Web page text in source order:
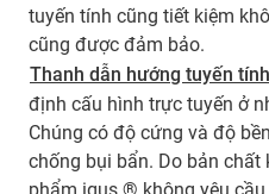
tuyến tính cũng tiết kiệm
cũng được đảm bảo.
Thanh dẫn hướng tuyến
định cấu hình trực tuyến ở
Chúng có độ cứng và độ
chống bụi bẩn. Do bản chất